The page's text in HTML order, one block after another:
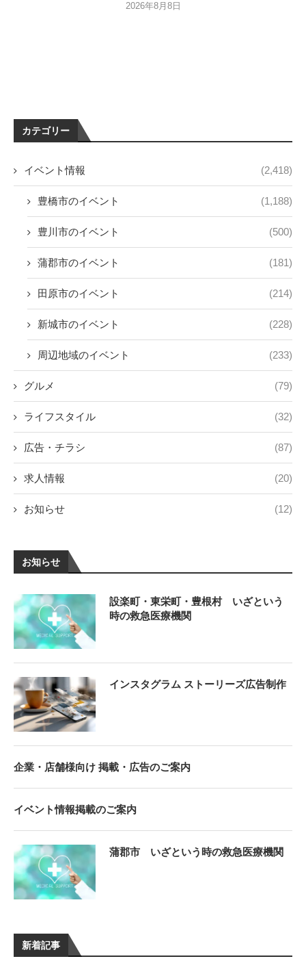
2026年8月8日
新着記事
カテゴリー
イベント情報 (2,418)
豊橋市のイベント (1,188)
豊川市のイベント (500)
蒲郡市のイベント (181)
田原市のイベント (214)
新城市のイベント (228)
周辺地域のイベント (233)
グルメ (79)
ライフスタイル (32)
広告・チラシ (87)
求人情報 (20)
お知らせ (12)
お知らせ
設楽町・東栄町・豊根村 いざという
時の救急医療機関
インスタグラム ストーリーズ広告制作
企業・店舗様向け 掲載・広告のご案内
イベント情報掲載のご案内
蒲郡市 いざという時の救急医療機関